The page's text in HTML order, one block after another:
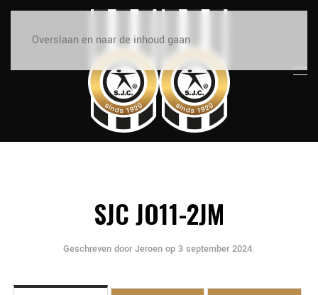
Overslaan en naar de inhoud gaan
SJC JO11-2JM
Geschreven door Jeroen op 3 september 2024.